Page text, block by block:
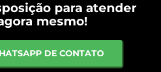
para atender
mesmo!
DE CONTATO